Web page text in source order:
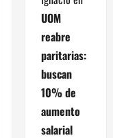
UOM
reabre
paritarias:
buscan
10% de
aumento
salarial